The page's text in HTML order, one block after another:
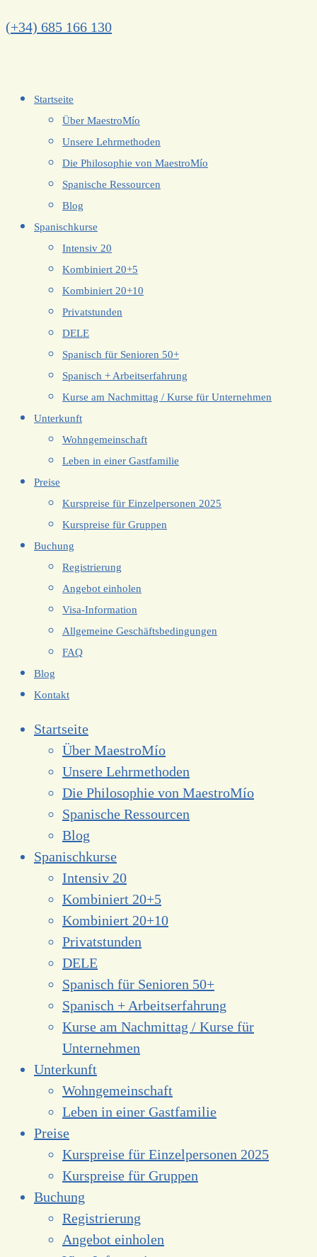
(+34) 685 166 130
Startseite
Über MaestroMío
Unsere Lehrmethoden
Die Philosophie von MaestroMío
Spanische Ressourcen
Blog
Spanischkurse
Intensiv 20
Kombiniert 20+5
Kombiniert 20+10
Privatstunden
DELE
Spanisch für Senioren 50+
Spanisch + Arbeitserfahrung
Kurse am Nachmittag / Kurse für Unternehmen
Unterkunft
Wohngemeinschaft
Leben in einer Gastfamilie
Preise
Kurspreise für Einzelpersonen 2025
Kurspreise für Gruppen
Buchung
Registrierung
Angebot einholen
Visa-Information
Allgemeine Geschäftsbedingungen
FAQ
Blog
Kontakt
Startseite
Über MaestroMío
Unsere Lehrmethoden
Die Philosophie von MaestroMío
Spanische Ressourcen
Blog
Spanischkurse
Intensiv 20
Kombiniert 20+5
Kombiniert 20+10
Privatstunden
DELE
Spanisch für Senioren 50+
Spanisch + Arbeitserfahrung
Kurse am Nachmittag / Kurse für
Unternehmen
Unterkunft
Wohngemeinschaft
Leben in einer Gastfamilie
Preise
Kurspreise für Einzelpersonen 2025
Kurspreise für Gruppen
Buchung
Registrierung
Angebot einholen